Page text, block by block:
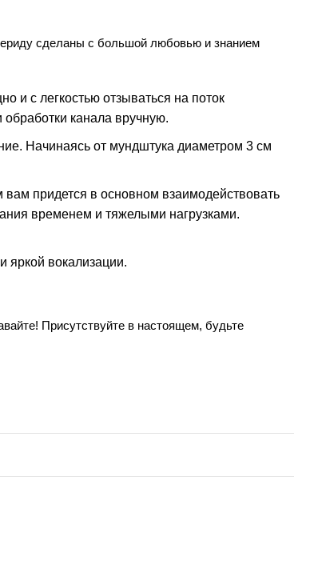
сделаны с большой любовью и знанием
и с легкостью отзываться на поток
канала вручную.
Начинаясь от мундштука диаметром 3 см
придется в основном взаимодействовать
временем и тяжелыми нагрузками.
яркой вокализации.
Присутствуйте в настоящем, будьте